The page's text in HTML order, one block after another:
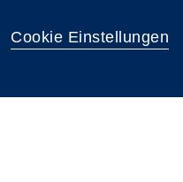
Cookie Einstellungen